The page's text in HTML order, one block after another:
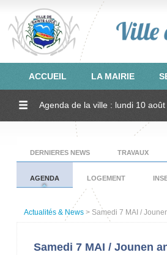
ACCUEIL LA MAIRIE
Agenda de la ville : lundi 10 août
DERNIERES NEWS TRAVAUX
AGENDA LOGEMENT
Actualités & News > Samedi 7 MAI /
Samedi 7 MAI / Jounen